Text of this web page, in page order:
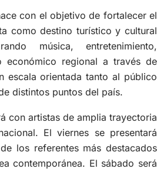
con el objetivo de fortalecer el
como destino turístico y cultural
música, entretenimiento,
económico regional a través de
escala orientada tanto al público
distintos puntos del país.
con artistas de amplia trayectoria
El viernes se presentará
los referentes más destacados
contemporánea. El sábado será